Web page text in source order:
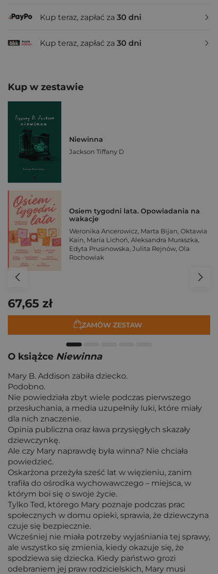
Kup teraz, zapłać za 30 dni
Kup teraz, zapłać za 30 dni
Kup w zestawie
Niewinna
Jackson Tiffany D
Osiem tygodni lata. Opowiadania na
wakacje
Weronika Ancerowicz, Marta Bijan, Oktawia
Kain, Maria Lichoń, Aleksandra Muraszka,
Edyta Prusinowska, Julita Rejnów, Ola
Rochowiak
67,65 zł
ZAMÓW ZESTAW
O książce Niewinna
Mary B. Addison zabiła dziecko.
Podobno.
Nie powiedziała zbyt wiele podczas pierwszego
przesłuchania, a media uzupełniły luki, które miały
dla nich znaczenie.
Opinia publiczna oraz ława przysięgłych skazały
dziewczynkę.
Ale czy Mary naprawdę była winna? Nie chciała
powiedzieć.
Oskarżona przeżyła sześć lat w więzieniu, zanim
trafiła do ośrodka wychowawczego – miejsca, w
którym boi się o swoje życie.
Tylko Ted, którego Mary poznaje podczas prac
społecznych w domu opieki, sprawia, że dziewczyna
czuje się bezpiecznie.
Wcześniej nie miała potrzeby wyjaśniania tej sprawy,
ale wszystko się zmienia, kiedy okazuje się, że
spodziewa się dziecka. Kiedy państwo grozi
odebraniem jej praw rodzicielskich, Mary musi